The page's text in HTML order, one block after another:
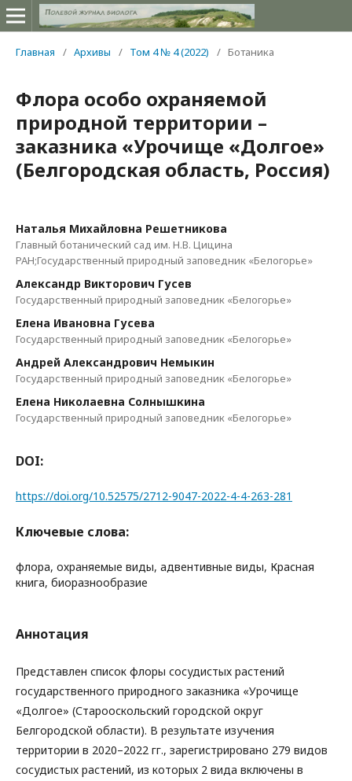
Главная / Архивы / Том 4 № 4 (2022) / Ботаника
Флора особо охраняемой
природной территории –
заказника «Урочище «Долгое»
(Белгородская область, Россия)
Наталья Михайловна Решетникова
Главный ботанический сад им. Н.В. Цицина
РАН;Государственный природный заповедник «Белогорье»
Александр Викторович Гусев
Государственный природный заповедник «Белогорье»
Елена Ивановна Гусева
Государственный природный заповедник «Белогорье»
Андрей Александрович Немыкин
Государственный природный заповедник «Белогорье»
Елена Николаевна Солнышкина
Государственный природный заповедник «Белогорье»
DOI:
https://doi.org/10.52575/2712-9047-2022-4-4-263-281
Ключевые слова:
флора, охраняемые виды, адвентивные виды, Красная
книга, биоразнообразие
Аннотация
Представлен список флоры сосудистых растений
государственного природного заказника «Урочище
«Долгое» (Старооскольский городской округ
Белгородской области). В результате изучения
территории в 2020–2022 гг., зарегистрировано 279 видов
сосудистых растений, из которых 2 вида включены в